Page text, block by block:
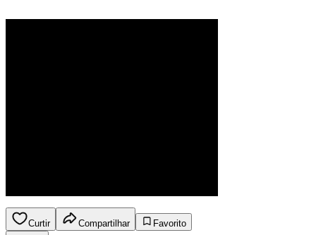
Curtir Compartilhar
Favorito